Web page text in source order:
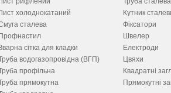
холоднокатаний
сталева
Профнастил
сітка для кладки
водогазопровідна (ВГП)
профільна
прямокутна
Кутник
Фіксатори
Швелер
Електроди
Цвяхи
Квадратні
Прямокутні